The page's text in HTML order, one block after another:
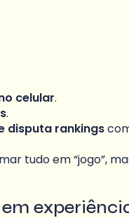
celular.
.
disputa rankings
tudo em “jogo”,